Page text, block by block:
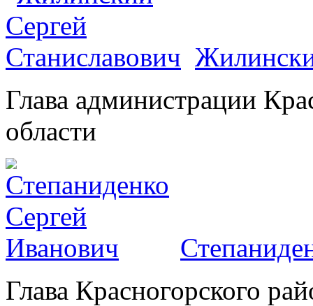
Глава администрации
области
Глава Красногорского